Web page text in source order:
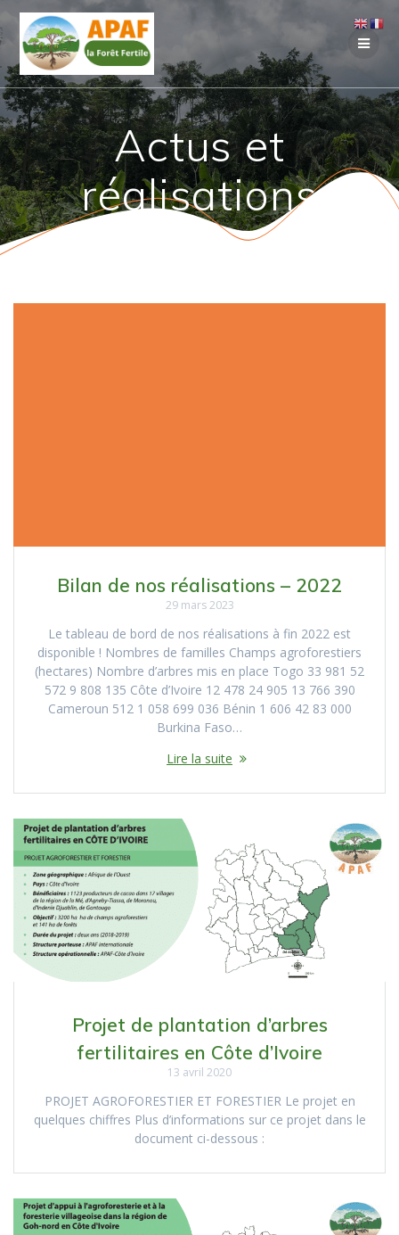
Actus et
réalisations
Bilan de nos réalisations – 2022
29 mars 2023
Le tableau de bord de nos réalisations à fin 2022 est
disponible ! Nombres de familles Champs agroforestiers
(hectares) Nombre d’arbres mis en place Togo 33 981 52
572 9 808 135 Côte d’Ivoire 12 478 24 905 13 766 390
Cameroun 512 1 058 699 036 Bénin 1 606 42 83 000
Burkina Faso…
Lire la suite
Projet de plantation d’arbres
fertilitaires en Côte d’Ivoire
13 avril 2020
PROJET AGROFORESTIER ET FORESTIER Le projet en
quelques chiffres Plus d’informations sur ce projet dans le
document ci-dessous :